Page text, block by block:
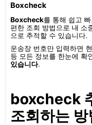
Boxcheck
Boxcheck를 통해 쉽고 빠
편한 조회 방법으로 내 소
으로 추적할 수 있습니다.
운송장 번호만 입력하면
등 모든 정보를 한눈에 확
있습니다.
boxcheck
조회하는 방